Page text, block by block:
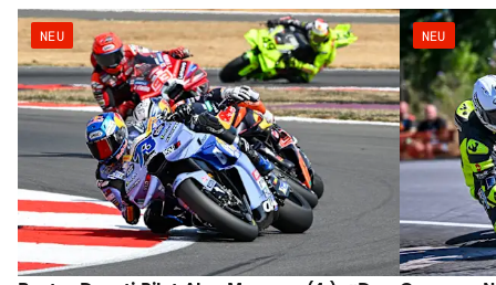
NEU NEU